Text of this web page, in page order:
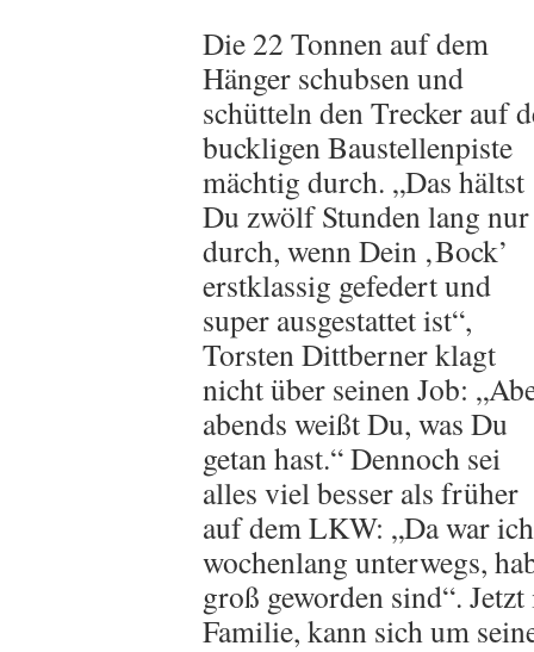
Die 22 Tonnen auf dem
Hänger schubsen und
schütteln den Trecker auf
buckligen Baustellenpiste
mächtig durch. „Das hältst
Du zwölf Stunden lang nur
durch, wenn Dein ‚Bock’
erstklassig gefedert und
super ausgestattet ist“,
Torsten Dittberner klagt
nicht über seinen Job:
abends weißt Du, was Du
getan hast.“ Dennoch sei
alles viel besser als früher
auf dem LKW: „Da war ich
wochenlang unterwegs,
groß geworden sind“.
Familie, kann sich um